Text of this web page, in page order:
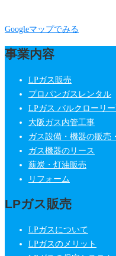
Googleマップでみる
事業内容
LPガス販売
プロパンガスレンタル
LPガス バルクローリ
大阪ガス内管工事
ガス設備・機器の販売
ガス機器のリース
薪炭・灯油販売
リフォーム
LPガス販売
LPガスについて
LPガスのメリット